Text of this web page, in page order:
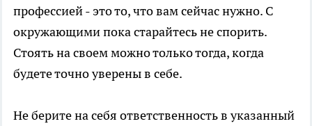
профессией - это то, что вам сейчас нужно. С
окружающими пока старайтесь не спорить.
Стоять на своем можно только тогда, когда
будете точно уверены в себе.
Не берите на себя ответственность в указанный